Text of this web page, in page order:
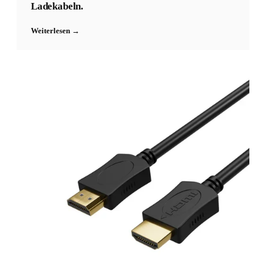
Ladekabeln.
Weiterlesen →